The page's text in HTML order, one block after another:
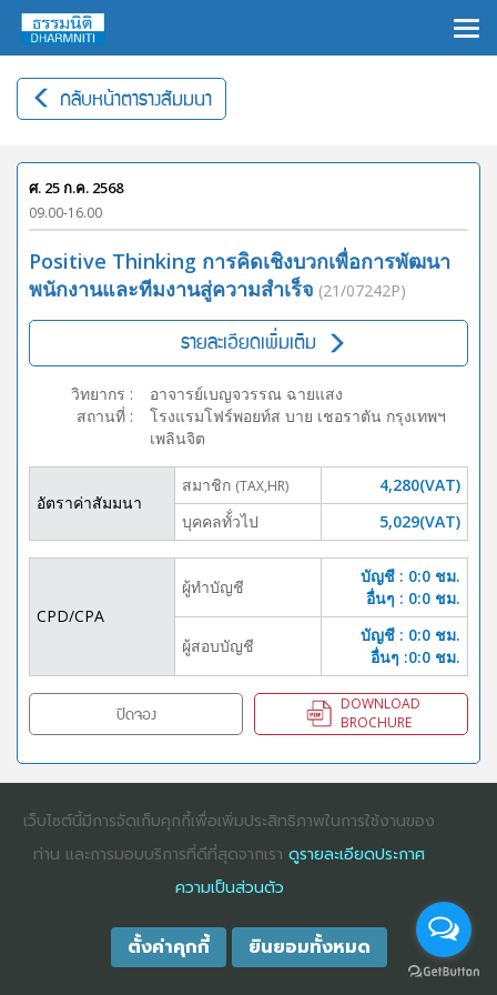
กลับหน้าตารางสัมมนา
ศ. 25 ก.ค. 2568
09.00-16.00
Positive Thinking การคิดเชิงบวกเพื่อการพัฒนา
พนักงานและทีมงานสู่ความสำเร็จ (21/07242P)
รายละเอียดเพิ่มเติม
วิทยากร :
อาจารย์เบญจวรรณ ฉายแสง
สถานที่ :
โรงแรมโฟร์พอยท์ส บาย เชอราตัน กรุงเทพฯ
เพลินจิต
อัตราค่าสัมมนา
สมาชิก (TAX,HR)
4,280(VAT)
บุคคลทั้่วไป
5,029(VAT)
CPD/CPA
ผู้ทำบัญชี
บัญชี : 0:0 ชม.
อื่นๆ : 0:0 ชม.
ผู้สอบบัญชี
บัญชี : 0:0 ชม.
อื่นๆ :0:0 ชม.
ปิดจอง
DOWNLOAD
BROCHURE
COPYRIGHT ©2025DHARMNITI SEMINAR AND TRAINING CO., LTD
เว็บไซต์นี้มีการจัดเก็บคุกกี้เพื่อเพิ่มประสิทธิภาพในการใช้งานของ
ท่าน และการมอบบริการที่ดีที่สุดจากเรา ดูรายละเอียดประกาศ
ความเป็นส่วนตัว
ตั้งค่าคุกกี้ ยินยอมทั้งหมด
×